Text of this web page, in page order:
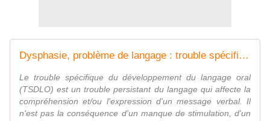
Dysphasie, problème de langage : trouble spécifique du développement du langage oral (TSDLO) | Évaluation, aide, enfant et parents
Le trouble spécifique du développement du langage oral
(TSDLO) est un trouble persistant du langage qui affecte la
compréhension et/ou l'expression d'un message verbal. Il
n'est pas la conséquence d'un manque de stimulation, d'un